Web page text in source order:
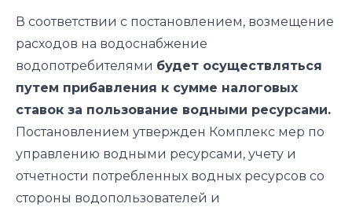
В соответствии с постановлением, возмещение
расходов на водоснабжение
водопотребителями будет осуществляться
путем прибавления к сумме налоговых
ставок за пользование водными ресурсами.
Постановлением утвержден Комплекс мер по
управлению водными ресурсами, учету и
отчетности потребленных водных ресурсов со
стороны водопользователей и